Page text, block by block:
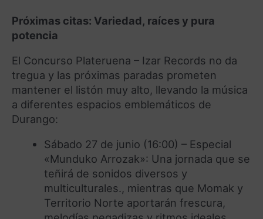
Próximas citas: Variedad, raíces y pura
potencia
El Concurso Plateruena – Izar Records no da
tregua y las próximas paradas prometen
mantener el listón muy alto, llevando la música
a diferentes espacios emblemáticos de
Durango:
Sábado 27 de junio (16:00) – Especial
«Munduko Arrozak»: Una jornada que se
teñirá de sonidos diversos y
multiculturales., mientras que Momak y
Territorio Norte aportarán frescura,